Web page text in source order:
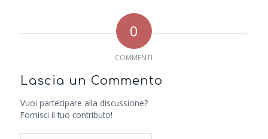
0
COMMENTI
Lascia un Commento
Vuoi partecipare alla discussione?
Fornisci il tuo contributo!